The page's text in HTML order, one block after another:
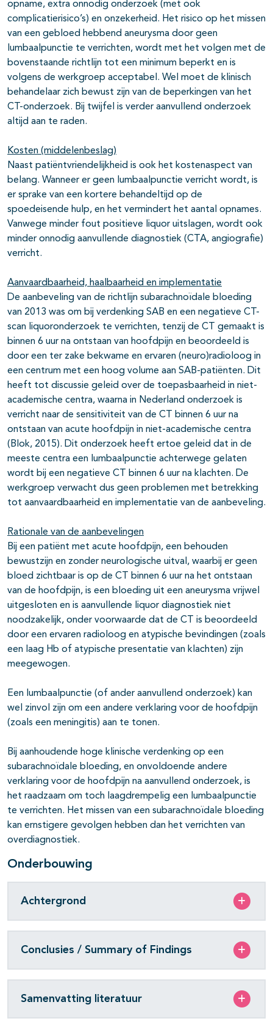
opname, extra onnodig onderzoek (met ook
complicatierisico’s) en onzekerheid. Het risico op het missen
van een gebloed hebbend aneurysma door geen
lumbaalpunctie te verrichten, wordt met het volgen met de
bovenstaande richtlijn tot een minimum beperkt en is
volgens de werkgroep acceptabel. Wel moet de klinisch
behandelaar zich bewust zijn van de beperkingen van het
CT-onderzoek. Bij twijfel is verder aanvullend onderzoek
altijd aan te raden.
Kosten (middelenbeslag)
Naast patiëntvriendelijkheid is ook het kostenaspect van
belang. Wanneer er geen lumbaalpunctie verricht wordt, is
er sprake van een kortere behandeltijd op de
spoedeisende hulp, en het vermindert het aantal opnames.
Vanwege minder fout positieve liquor uitslagen, wordt ook
minder onnodig aanvullende diagnostiek (CTA, angiografie)
verricht.
Aanvaardbaarheid, haalbaarheid en implementatie
De aanbeveling van de richtlijn subarachnoïdale bloeding
van 2013 was om bij verdenking SAB en een negatieve CT-
scan liquoronderzoek te verrichten, tenzij de CT gemaakt is
binnen 6 uur na ontstaan van hoofdpijn en beoordeeld is
door een ter zake bekwame en ervaren (neuro)radioloog in
een centrum met een hoog volume aan SAB-patiënten. Dit
heeft tot discussie geleid over de toepasbaarheid in niet-
academische centra, waarna in Nederland onderzoek is
verricht naar de sensitiviteit van de CT binnen 6 uur na
ontstaan van acute hoofdpijn in niet-academische centra
(Blok, 2015). Dit onderzoek heeft ertoe geleid dat in de
meeste centra een lumbaalpunctie achterwege gelaten
wordt bij een negatieve CT binnen 6 uur na klachten. De
werkgroep verwacht dus geen problemen met betrekking
tot aanvaardbaarheid en implementatie van de aanbeveling.
Rationale van de aanbevelingen
Bij een patiënt met acute hoofdpijn, een behouden
bewustzijn en zonder neurologische uitval, waarbij er geen
bloed zichtbaar is op de CT binnen 6 uur na het ontstaan
van de hoofdpijn, is een bloeding uit een aneurysma vrijwel
uitgesloten en is aanvullende liquor diagnostiek niet
noodzakelijk, onder voorwaarde dat de CT is beoordeeld
door een ervaren radioloog en atypische bevindingen (zoals
een laag Hb of atypische presentatie van klachten) zijn
meegewogen.
Een lumbaalpunctie (of ander aanvullend onderzoek) kan
wel zinvol zijn om een andere verklaring voor de hoofdpijn
(zoals een meningitis) aan te tonen.
Bij aanhoudende hoge klinische verdenking op een
subarachnoïdale bloeding, en onvoldoende andere
verklaring voor de hoofdpijn na aanvullend onderzoek, is
het raadzaam om toch laagdrempelig een lumbaalpunctie
te verrichten. Het missen van een subarachnoïdale bloeding
kan ernstigere gevolgen hebben dan het verrichten van
overdiagnostiek.
Onderbouwing
Achtergrond
Conclusies / Summary of Findings
Samenvatting literatuur